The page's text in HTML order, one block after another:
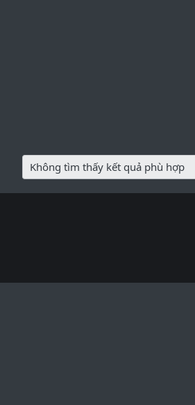
Không tìm thấy kết quả phù hợp